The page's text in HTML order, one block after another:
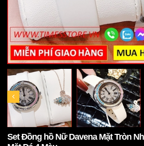
Set Đồng hồ Nữ Davena Mặt Tròn